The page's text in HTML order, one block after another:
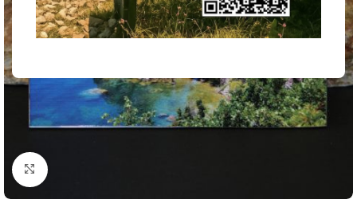
Кликнете за зголемување